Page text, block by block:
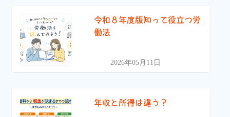
令和８年度版知って役立つ労
働法
2026年05月11日
年収と所得は違う？